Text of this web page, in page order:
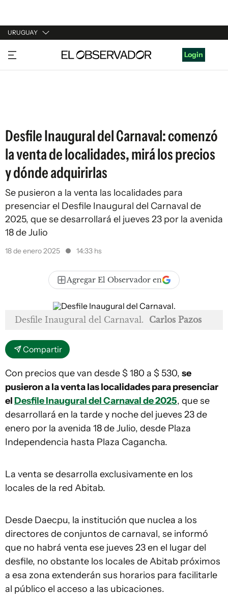
URUGUAY
URUGUAY
ARGENTINA
Login
Desfile Inaugural del Carnaval: comenzó
la venta de localidades, mirá los precios
y dónde adquirirlas
Se pusieron a la venta las localidades para
presenciar el Desfile Inaugural del Carnaval de
2025, que se desarrollará el jueves 23 por la avenida
18 de Julio
18 de enero 2025 14:33 hs
Agregar El Observador en
Desfile Inaugural del Carnaval. Carlos Pazos
Compartir
Con precios que van desde $ 180 a $ 530, se
pusieron a la venta las localidades para presenciar
elDesfile Inaugural del Carnaval de 2025, que se
desarrollará en la tarde y noche del jueves 23 de
enero por la avenida 18 de Julio, desde Plaza
Independencia hasta Plaza Cagancha.
La venta se desarrolla exclusivamente en los
locales de la red Abitab.
Desde Daecpu, la institución que nuclea a los
directores de conjuntos de carnaval, se informó
que no habrá venta ese jueves 23 en el lugar del
desfile, no obstante los locales de Abitab próximos
a esa zona extenderán sus horarios para facilitarle
al público el acceso a las ubicaciones.